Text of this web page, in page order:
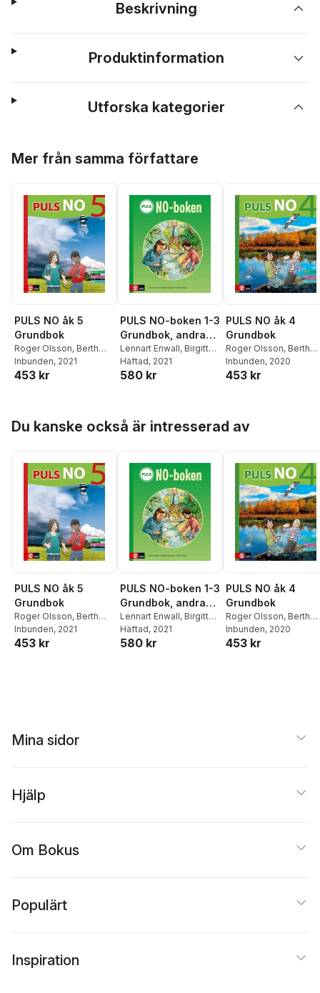
Beskrivning
Produktinformation
Utforska kategorier
Mer från samma författare
PULS NO åk 5
Grundbok
Roger Olsson, Berth
Belfrage,Staffan
Sjöberg,
Thapper
Inbunden, 2021
453 kr
PULS NO-boken 1-3
Grundbok, andra
upplagan
Lennart Enwall, Birgitta
Johansson,Gitten
Skiöld
Häftad, 2021
580 kr
PULS NO åk 4
Grundbok
Roger Olsson, Berth
Belfrage,Staffan
Sjöberg,
Inbunden, 2020
453 kr
Du kanske också är intresserad av
PULS NO åk 5
Grundbok
Roger Olsson, Berth
Belfrage,Staffan
Sjöberg,
Inbunden, 2021
453 kr
PULS NO-boken 1-3
Grundbok, andra
upplagan
Lennart Enwall, Birgitta
Johansson,Gitten
Skiöld
Häftad, 2021
580 kr
PULS NO åk 4
Grundbok
Roger Olsson, Berth
Belfrage,Staffan
Sjöberg,
Inbunden, 2020
453 kr
Mina sidor
Hjälp
Om Bokus
Populärt
Inspiration